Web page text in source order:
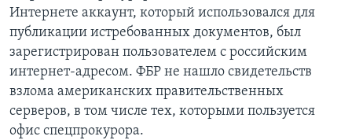
Интернете аккаунт, который использовался для
публикации истребованных документов, был
зарегистрирован пользователем с российским
интернет-адресом. ФБР не нашло свидетельств
взлома американских правительственных
серверов, в том числе тех, которыми пользуется
офис спецпрокурора.